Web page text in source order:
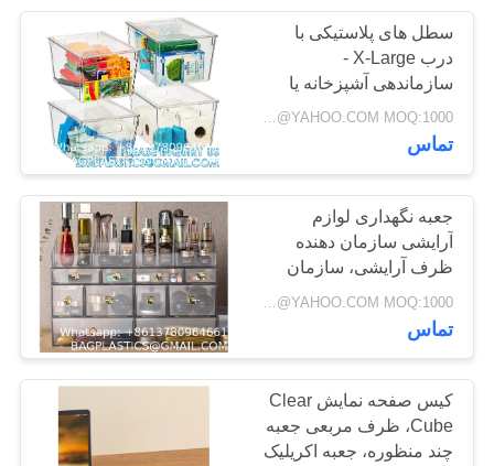
محصولات هدیه
تبلیغاتی عرضه
BAGEASE تولید
95
محصولات سگ و گربه
تامین BAGEASE
MANUFACTURE
55
سطل های پلاستیکی با
درب X-Large -
سازماندهی آشپزخانه یا
انباری عالی، یخچال،
سازماندهی کابینت
Negotiable BAGPLASTICS@YAHOO.COM MOQ:1000 قطعه اسکایپ: mydearneil
تماس
جعبه نگهداری لوازم
آرایشی سازمان دهنده
ظرف آرایشی، سازمان
دهنده آرایش مراقبت از
پوست، جا برس، قفسه
روشویی
تماس
کیس صفحه نمایش Clear
Cube، ظرف مربعی جعبه
چند منظوره، جعبه اکریلیک